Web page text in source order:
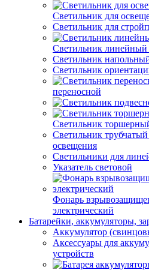
Светильник для
Светильник для
Светильник линейный
Светильник
Светильник
переносной
Светильник
Светильник
освещения
Светильники для
Указатель световой
Фонарь
электрический
Батарейки, аккумуляторы,
Аккумулятор
Аксессуары для
устройств